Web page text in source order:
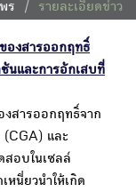
ร รายละเอียดข่าว
องสารออกฤทธิ์
นและการอักเสบที่
สารออกฤทธิ์จาก
และ
อบในเซลล์
นี่ยวนำให้เกิด